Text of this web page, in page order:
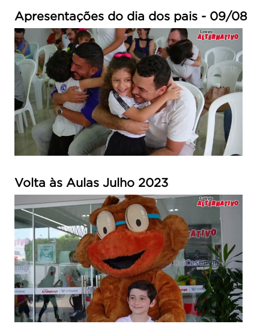
Apresentações do dia dos pais - 09/08
Volta às Aulas Julho 2023